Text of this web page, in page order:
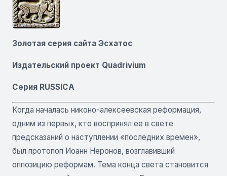
Золотая серия сайта Эсхатос
Издательский проект Quadrivium
​Серия RUSSICA
Когда началась никоно-алексеевская реформация,
одним из первых, кто воспринял ее в свете
предсказаний о наступлении «последних времен»,
был протопоп Иоанн Неронов, возглавивший
оппозицию реформам. Тема конца света становится